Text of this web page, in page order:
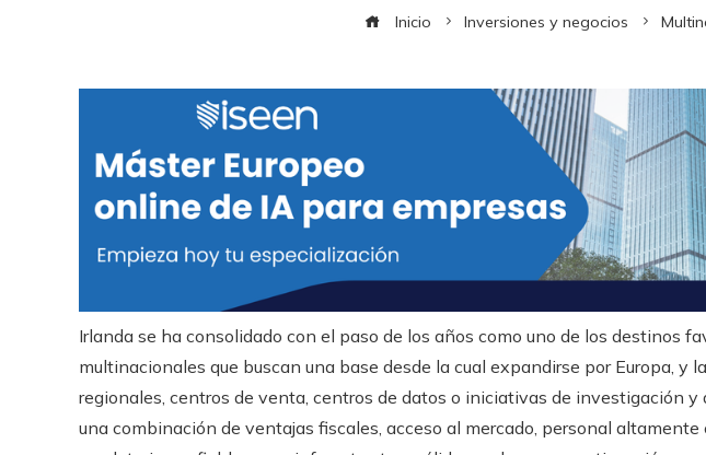
Inicio Inversiones y negocios
Irlanda se ha consolidado con el paso de los años como uno de los destinos
multinacionales que buscan una base desde la cual expandirse por Europa, y
regionales, centros de venta, centros de datos o iniciativas de investigación y
una combinación de ventajas fiscales, acceso al mercado, personal altamente